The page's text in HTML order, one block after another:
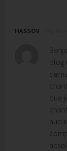
HASSOV
blog
que